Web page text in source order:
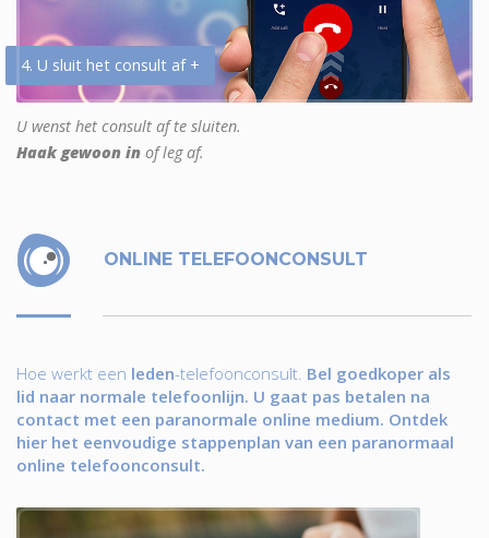
4. U sluit het consult af +
U wenst het consult af te sluiten.
Haak gewoon in of leg af.
ONLINE TELEFOONCONSULT
Hoe werkt een leden-telefoonconsult. Bel goedkoper als
lid naar normale telefoonlijn. U gaat pas betalen na
contact met een paranormale online medium. Ontdek
hier het eenvoudige stappenplan van een paranormaal
online telefoonconsult.